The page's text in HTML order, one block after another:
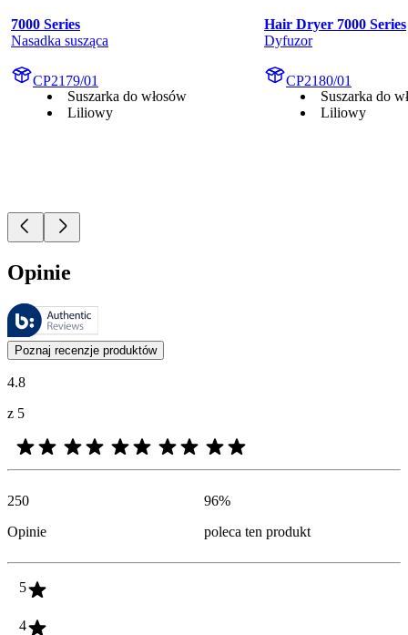
7000 Series
Nasadka susząca
CP2179/01
Suszarka do włosów
Liliowy
Hair Dryer 7000 Series
Dyfuzor
CP2180/01
Suszarka do
Liliowy
Opinie
Recenzje są zarządzane przez Bazaarvoice i są zgodne z polityką
Opinie klientów w postaci ocen produktów i gwiazdek są przydatne
Poznaj recenzje produktów
4.8
z 5
250
Opinie
96%
poleca ten produkt
5
4